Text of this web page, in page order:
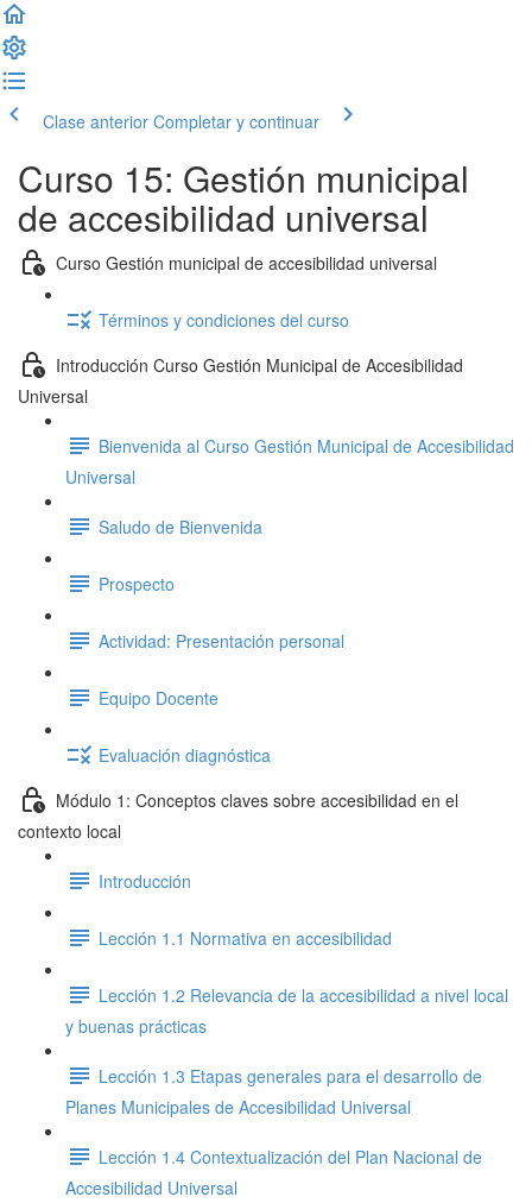
Clase anterior Completar y continuar
Curso 15: Gestión municipal
de accesibilidad universal
Curso Gestión municipal de accesibilidad universal
Términos y condiciones del curso
Introducción Curso Gestión Municipal de Accesibilidad
Universal
Bienvenida al Curso Gestión Municipal de Accesibilidad
Universal
Saludo de Bienvenida
Prospecto
Actividad: Presentación personal
Equipo Docente
Evaluación diagnóstica
Módulo 1: Conceptos claves sobre accesibilidad en el
contexto local
Introducción
Lección 1.1 Normativa en accesibilidad
Lección 1.2 Relevancia de la accesibilidad a nivel local
y buenas prácticas
Lección 1.3 Etapas generales para el desarrollo de
Planes Municipales de Accesibilidad Universal
Lección 1.4 Contextualización del Plan Nacional de
Accesibilidad Universal